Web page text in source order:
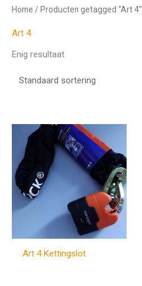
Home / Producten getagged “Art 4”
Art 4
Enig resultaat
Art 4 Kettingslot